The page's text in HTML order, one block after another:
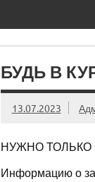
БУДЬ В
13.07.2023
НУЖНО ТОЛЬКО
Информацию о